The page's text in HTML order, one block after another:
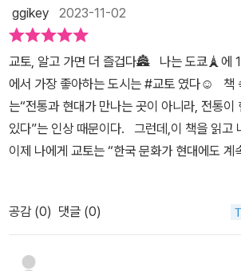
야 제대로 보는 것만은 확실하다!2️⃣제 2부는
전해가는 각 단계에서 조성된 명소를 소개했다.
인 사카노우에노 다무라마노 장군이 창건한
른 물이 흐르는 위치도 좋고 십일면관음보살상
가 많다. 이후 왕실 원당 사찰이 되면서 참배객
의 28부중상은 사진으로 보아도 명작다운 모
러 신사에는 입구 부터 화려한 설치미술 센본토
천명이 활복자살을 해 물든 핏빛 나무를 양원
무로 썼다는 것! 금적색의 상징을 조상의 위업
는 일본인의 정서는 이해할 수 없다. 이해할 수
십삼간당의 천수관음상 1천분은 사진으로 보아
고도 교토'라는 수식어에 어울리게 일본의 고대
《여행자를 위한 교토답사기》는 지금까지 만나
혀 다르게 교토에 대한 역사부터 알게되니, 아는만큼 보인다는 말처
럼 더 많은 것이 보일 것이다.교토 여행의 든든
자를 위한 교토 답사기》는 내 기억의 교토는
찍기 바빴기에 교토를 제대로 느끼지 못했다.
곳에 간다며 더 풍성한 시간이 될 것이다《여
동대사(東大寺, 도다이지)*제2부 역사도시
ggikey 2023-11-02
교토, 알고 가면 더 즐겁다🏯⠀나는 도쿄🗼에
에서 가장 좋아하는 도시는 #교토 였다☺️⠀책
는“전통과 현대가 만나는 곳이 아니라, 전통이
있다”는 인상 때문이다.⠀그런데,이 책을 읽고
이제 나에게 교토는 “한국 문화가 현대에도 계
에서 6세기 중기에 이르는 기간에 중국대륙 혹
도로 건너간 사람들을 말한다. 이들은 선진적
여 정치, 경제, 사회, 문화 등 폭넓은 분야에
교수님의 교토 답사는바로 이 도래인의 흔적으
공감 (0) 댓글 (0)